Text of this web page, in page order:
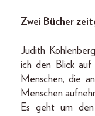
Zwei Bücher
Judith
ich den Blick auf
Menschen, die
Menschen
Es geht um